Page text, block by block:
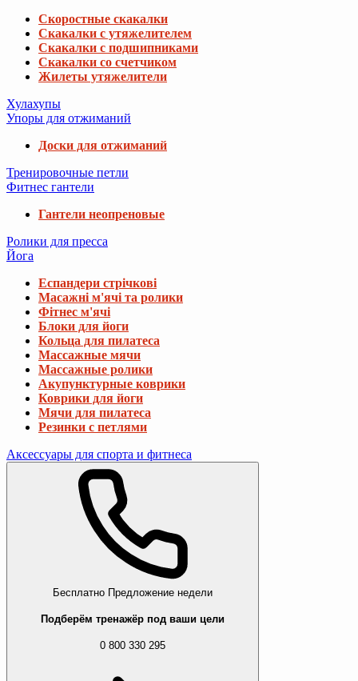
Скоростные скакалки
Скакалки с утяжелителем
Скакалки с подшипниками
Скакалки со счетчиком
Жилеты утяжелители
Хулахупы
Упоры для отжиманий
Доски для отжиманий
Тренировочные петли
Фитнес гантели
Гантели неопреновые
Ролики для пресса
Йога
Еспандери стрічкові
Масажні м'ячі та ролики
Фітнес м'ячі
Блоки для йоги
Кольца для пилатеса
Массажные мячи
Массажные ролики
Акупунктурные коврики
Коврики для йоги
Мячи для пилатеса
Резинки с петлями
Аксессуары для спорта и фитнеса
Бесплатно Предложение недели
Подберём тренажёр под ваши цели
0 800 330 295